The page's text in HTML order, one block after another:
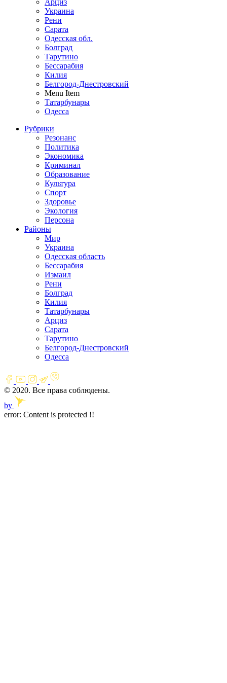
Арциз
Украина
Рени
Сарата
Одесская обл.
Болград
Тарутино
Бессарабия
Килия
Белгород-Днестровский
Menu Item
Татарбунары
Одесса
Рубрики
Резонанс
Политика
Экономика
Криминал
Образование
Культура
Спорт
Здоровье
Экология
Персона
Районы
Мир
Украина
Одесская область
Бессарабия
Измаил
Рени
Болград
Килия
Татарбунары
Арциз
Сарата
Тарутино
Белгород-Днестровский
Одесса
© 2020. Все права соблюдены.
by
error: Content is protected !!